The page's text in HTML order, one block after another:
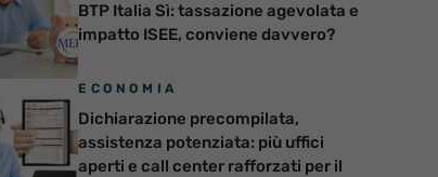
BTP Italia Sì: tassazione agevolata e
impatto ISEE, conviene davvero?
ECONOMIA
Dichiarazione precompilata,
assistenza potenziata: più uffici
aperti e call center rafforzati per il